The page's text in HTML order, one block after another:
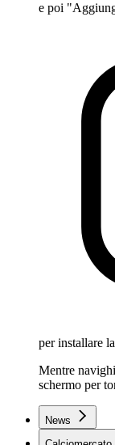
e poi
per installare
Mentre
schermo per
News